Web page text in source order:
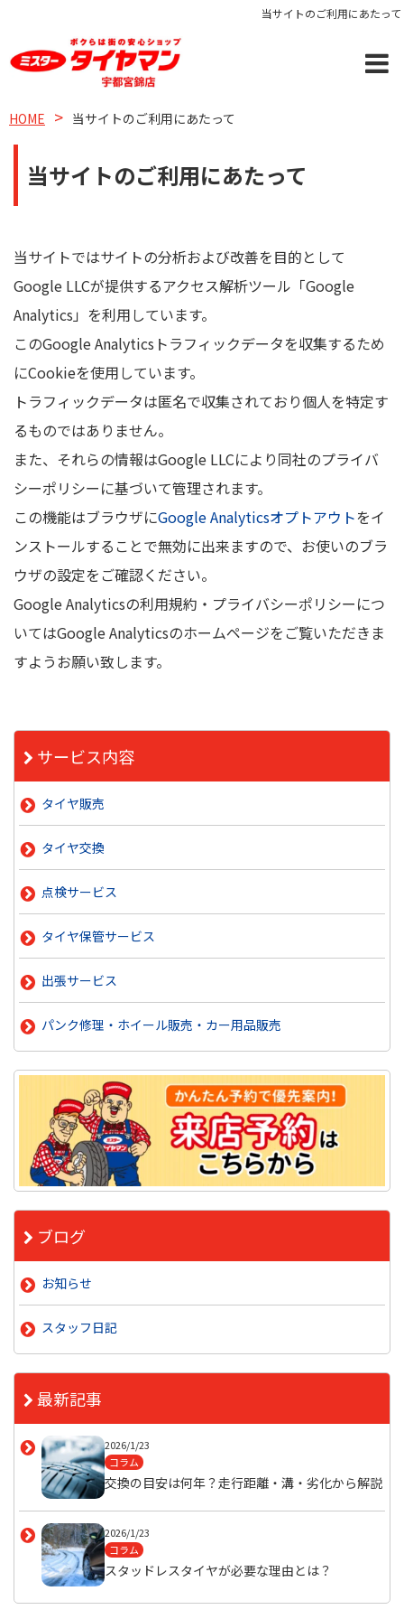
当サイトのご利用にあたって
HOME 当サイトのご利用にあたって
当サイトのご利用にあたって
当サイトではサイトの分析および改善を目的として
Google LLCが提供するアクセス解析ツール「Google
Analytics」を利用しています。
このGoogle Analyticsトラフィックデータを収集するため
にCookieを使用しています。
トラフィックデータは匿名で収集されており個人を特定す
るものではありません。
また、それらの情報はGoogle LLCにより同社のプライバ
シーポリシーに基づいて管理されます。
この機能はブラウザにGoogle Analyticsオプトアウトをイ
ンストールすることで無効に出来ますので、お使いのブラ
ウザの設定をご確認ください。
Google Analyticsの利用規約・プライバシーポリシーにつ
いてはGoogle Analyticsのホームページをご覧いただきま
すようお願い致します。
サービス内容
タイヤ販売
タイヤ交換
点検サービス
タイヤ保管サービス
出張サービス
パンク修理・ホイール販売・カー用品販売
ブログ
お知らせ
スタッフ日記
最新記事
2026/1/23
コラム
交換の目安は何年？走行距離・溝・劣化から解説
2026/1/23
コラム
スタッドレスタイヤが必要な理由とは？